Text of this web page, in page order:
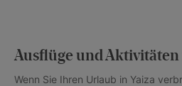
Ausflüge und Aktivitäten
Wenn Sie Ihren Urlaub in Yaiza